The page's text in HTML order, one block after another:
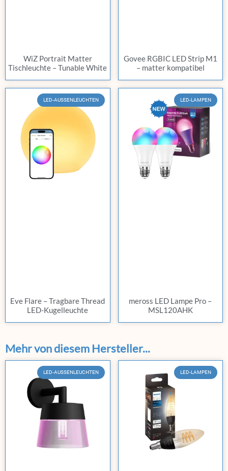
WiZ Portrait Matter
Tischleuchte – Tunable White
Govee RGBIC LED Strip M1
– matter kompatibel
LED-AUSSENLEUCHTEN
Eve Flare – Tragbare Thread
LED-Kugelleuchte
LED-LAMPEN
meross LED Lampe Pro –
MSL120AHK
Mehr von diesem Hersteller...
LED-AUSSENLEUCHTEN LED-LAMPEN